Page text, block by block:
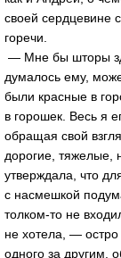
своей сердцевине
горечи.
— Мне бы шторы
думалось ему,
были красные в
в горошек. Весь я
обращая свой
дорогие, тяжелые,
утверждала, что
с насмешкой
толком-то не
не хотела, — остро
одного за другим,